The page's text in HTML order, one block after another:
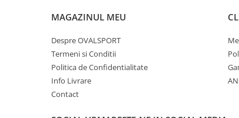
MAGAZINUL MEU
Despre OVALSPORT
Termeni si Conditii
Politica de Confidentialitate
Info Livrare
Contact